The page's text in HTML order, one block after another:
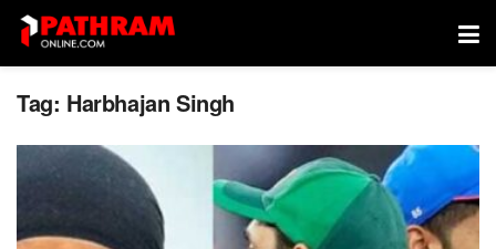
Tag: Harbhajan Singh